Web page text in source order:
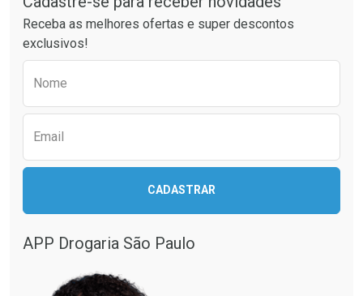
Ativar Desconto
Comprar sem Desconto
Comprar sem Desconto
Por R$ 23,99/cada
Ativar Desconto
Comprar sem Desconto
Comprar sem Desconto
Receba as melhores ofertas e super descontos
exclusivos!
Nome
Email
CADASTRAR
APP Drogaria São Paulo